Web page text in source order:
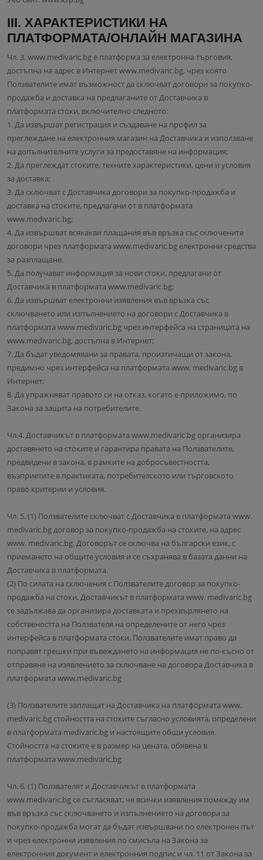
III. ХАРАКТЕРИСТИКИ НА
ПЛАТФОРМАТА/ОНЛАЙН МАГАЗИНА
Чл. 3. www.medivaric.bg e платформа за електронна търговия,
достъпна на адрес в Интернет www.medivaric.bg, чрез която
Ползвателите имат възможност да сключват договори за покупко-
продажба и доставка на предлаганите от Доставчика в
платформата стоки, включително следното:
1. Да извършат регистрация и създаване на профил за
преглеждане на електронния магазин на Доставчика и използване
на допълнителните услуги за предоставяне на информация;
2. Да преглеждат стоките, техните характеристики, цени и условия
за доставка;
3. Да сключват с Доставчика договори за покупко-продажба и
доставка на стоките, предлагани от в платформата
www.medivaric.bg;
4. Да извършват всякакви плащания във връзка със сключените
договори чрез платформата www.medivaric.bg електронни средства
за разплащане.
5. Да получават информация за нови стоки, предлагани от
Доставчика в платформата www.medivaric.bg;
6. Да извършват електронни изявления във връзка със
сключването или изпълнението на договори с Доставчика в
платформата www.medivaric.bg чрез интерфейса на страницата на
www.medivaric.bg, достъпна в Интернет;
7. Да бъдат уведомявани за правата, произтичащи от закона,
предимно чрез интерфейса на платформата www. medivaric.bg в
Интернет;
8. Да упражняват правото си на отказ, когато е приложимо, по
Закона за защита на потребителите.
Чл.4. Доставчикът в платформата www.medivaric.bg организира
доставянето на стоките и гарантира правата на Ползвателите,
предвидени в закона, в рамките на добросъвестността,
възприетите в практиката, потребителското или търговското
право критерии и условия.
Чл. 5. (1) Ползвателите сключват с Доставчика в платформата www.
medivaric.bg договор за покупко-продажба на стоките, на адрес
www. medivaric.bg. Договорът се сключва на български език, с
приемането на общите условия и се съхранява в базата данни на
Доставчика в платформата.
(2) По силата на сключения с Ползвателите договор за покупко-
продажба на стоки, Доставчикът в платформата www. medivaric.bg
се задължава да организира доставката и прехвърлянето на
собствеността на Ползвателя на определените от него чрез
интерфейса в платформата стоки. Ползвателите имат право да
поправят грешки при въвеждането на информация не по-късно от
отправяне на изявлението за сключване на договора Доставчика в
платформата www.medivaric.bg
(3) Ползвателите заплащат на Доставчика на платформата www.
medivaric.bg стойността на стоките съгласно условията, определени
в платформата medivaric.bg и настоящите общи условия.
Стойността на стоките е в размер на цената, обявена в
платформата www.medivaric.bg
Чл. 6. (1) Ползвателят и Доставчикът в платформата
www.medivaric.bg се съгласяват, че всички изявления помежду им
във връзка със сключването и изпълнението на договора за
покупко-продажба могат да бъдат извършвани по електронен път
и чрез електронни изявления по смисъла на Закона за
електронния документ и електронния подпис и чл. 11 от Закона за